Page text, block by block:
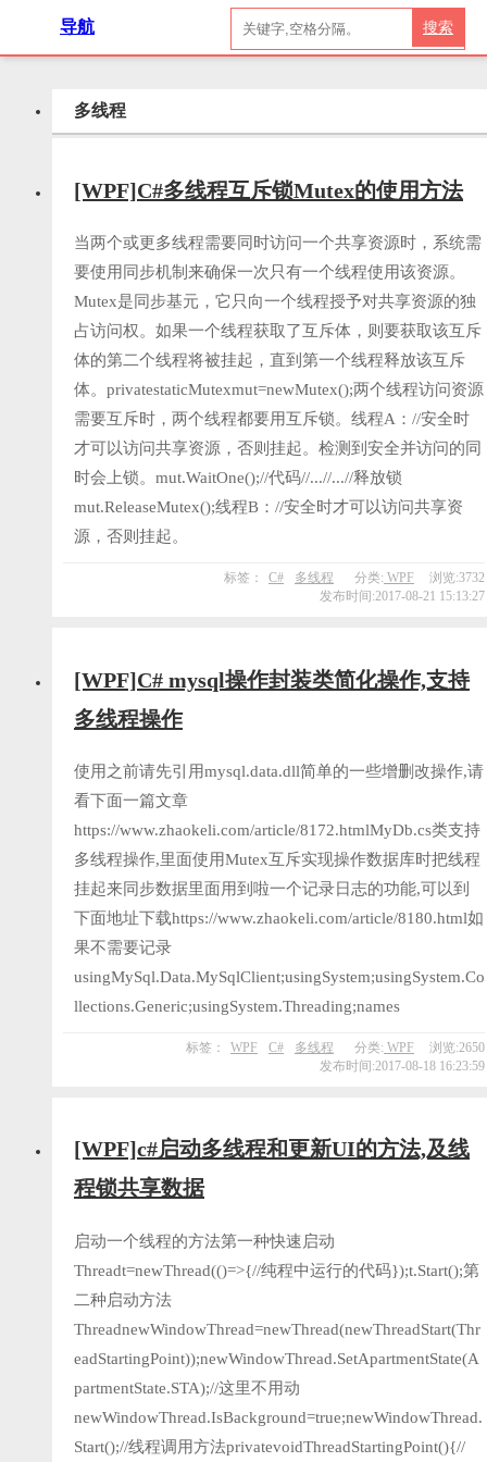
导航 搜索
多线程
[WPF]C#多线程互斥锁Mutex的使用方法
当两个或更多线程需要同时访问一个共享资源时，系统需
要使用同步机制来确保一次只有一个线程使用该资源。
Mutex是同步基元，它只向一个线程授予对共享资源的独
占访问权。如果一个线程获取了互斥体，则要获取该互斥
体的第二个线程将被挂起，直到第一个线程释放该互斥
体。privatestaticMutexmut=newMutex();两个线程访问资源
需要互斥时，两个线程都要用互斥锁。线程A：//安全时
才可以访问共享资源，否则挂起。检测到安全并访问的同
时会上锁。mut.WaitOne();//代码//...//...//释放锁
mut.ReleaseMutex();线程B：//安全时才可以访问共享资
源，否则挂起。
标签： C# 多线程 分类: WPF
浏览:3732
发布时间:2017-08-21 15:13:27
[WPF]C# mysql操作封装类简化操作,支持
多线程操作
使用之前请先引用mysql.data.dll简单的一些增删改操作,请
看下面一篇文章
https://www.zhaokeli.com/article/8172.htmlMyDb.cs类支持
多线程操作,里面使用Mutex互斥实现操作数据库时把线程
挂起来同步数据里面用到啦一个记录日志的功能,可以到
下面地址下载https://www.zhaokeli.com/article/8180.html如
果不需要记录
usingMySql.Data.MySqlClient;usingSystem;usingSystem.Co
llections.Generic;usingSystem.Threading;names
标签： WPF C# 多线程 分类: WPF
浏览:2650
发布时间:2017-08-18 16:23:59
[WPF]c#启动多线程和更新UI的方法,及线
程锁共享数据
启动一个线程的方法第一种快速启动
Threadt=newThread(()=>{//纯程中运行的代码});t.Start();第
二种启动方法
ThreadnewWindowThread=newThread(newThreadStart(Thr
eadStartingPoint));newWindowThread.SetApartmentState(A
partmentState.STA);//这里不用动
newWindowThread.IsBackground=true;newWindowThread.
Start();//线程调用方法privatevoidThreadStartingPoint(){//